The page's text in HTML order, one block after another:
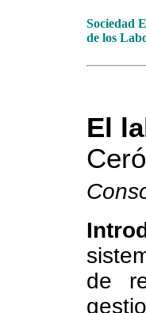
Sociedad
de los
El
de